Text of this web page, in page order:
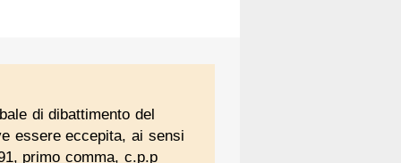
di dibattimento del
essere eccepita, ai sensi
primo comma, c.p.p